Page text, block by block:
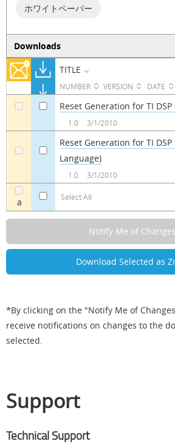
ホワイトペーパー
Downloads
TITLE
NUMBER VERSION DATE
a Select All
Reset Generation for TI DSP
1.0 3/1/2010
Reset Generation for TI
Language)
1.0 3/1/2010
*By clicking on the "Notify Me of
receive notifications on changes to the
selected.
Support
Technical Support